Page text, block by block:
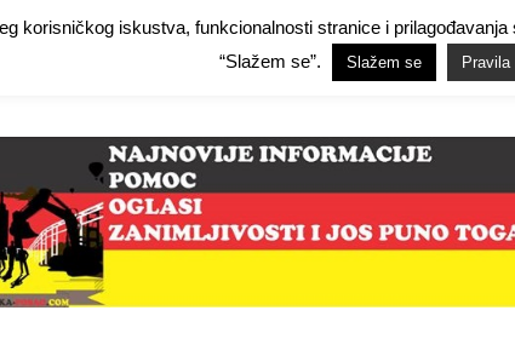
Facebook Demo Hide Ads for
O NAMA PRAVILA I
korisničkog iskustva, funkcionalnosti stranice i
“Slažem se”.
Slažem se Pravila